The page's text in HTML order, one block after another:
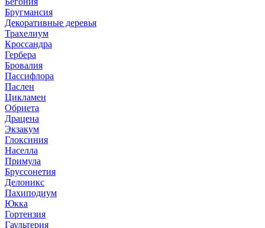
Бругмансия
Декоративные деревья
Трахелиум
Кроссандра
Гербера
Бровалия
Пассифлора
Паслен
Цикламен
Обриета
Драцена
Экзакум
Глоксиния
Населла
Примула
Бруссонетия
Делоникс
Пахиподиум
Юкка
Гортензия
Гаультерия